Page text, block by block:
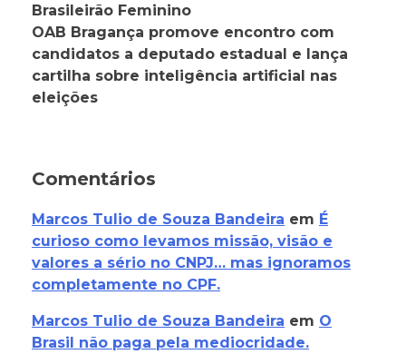
Brasileirão Feminino
OAB Bragança promove encontro com
candidatos a deputado estadual e lança
cartilha sobre inteligência artificial nas
eleições
Comentários
Marcos Tulio de Souza Bandeira em É
curioso como levamos missão, visão e
valores a sério no CNPJ… mas ignoramos
completamente no CPF.
Marcos Tulio de Souza Bandeira em O
Brasil não paga pela mediocridade.